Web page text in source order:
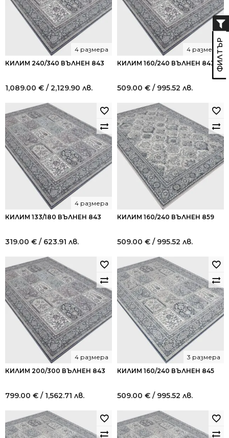
КИЛИМ 240/340 ВЪЛНЕН 843
4 размера
1,089.00 € / 2,129.90 лв.
КИЛИМ 160/240 ВЪЛНЕН 843
4 размера
509.00 € / 995.52 лв.
КИЛИМ 133/180 ВЪЛНЕН 843
4 размера
319.00 € / 623.91 лв.
КИЛИМ 160/240 ВЪЛНЕН 859
509.00 € / 995.52 лв.
КИЛИМ 200/300 ВЪЛНЕН 843
4 размера
799.00 € / 1,562.71 лв.
КИЛИМ 160/240 ВЪЛНЕН 845
3 размера
509.00 € / 995.52 лв.